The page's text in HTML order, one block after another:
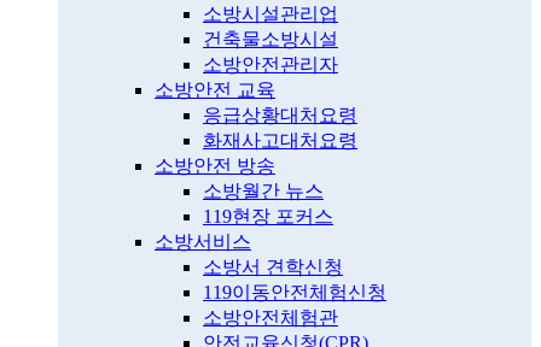
소방시설관리업
건축물소방시설
소방안전관리자
소방안전 교육
응급상황대처요령
화재사고대처요령
소방안전 방송
소방월간 뉴스
119현장 포커스
소방서비스
소방서 견학신청
119이동안전체험신청
소방안전체험관
안전교육신청(CPR)